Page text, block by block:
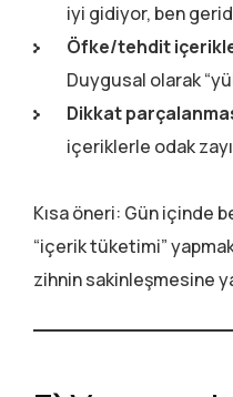
iyi gidiyor, ben
Öfke/tehdit
Duygusal olarak
Dikkat
içeriklerle odak
Kısa öneri: Gün içinde
“içerik tüketimi”
zihnin sakinleşmesine